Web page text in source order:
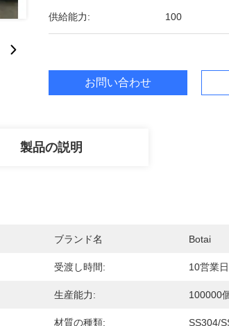
供給能力: 100
お問い合わせ
製品の説明
ブランド名 Botai
受渡し時間: 10営業日
生産能力: 100000
材質の種類: SS304/